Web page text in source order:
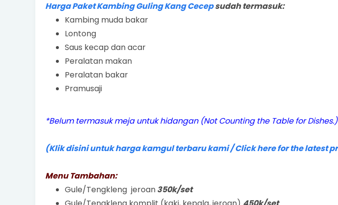
Harga Paket Kambing Guling Kang Cecepsudah termasuk:
Kambing muda bakar
Lontong
Saus kecap dan acar
Peralatan makan
Peralatan bakar
Pramusaji
*Belum termasuk meja untuk hidangan (Not Counting the Table for Dishes.)
(Klik disini untuk harga kamgul terbaru kami / Click here for the latest
Menu Tambahan:
Gule/Tengkleng jeroan350k/set